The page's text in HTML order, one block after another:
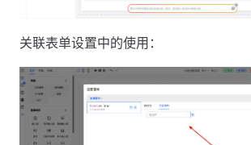
关联表单设置中的使用：